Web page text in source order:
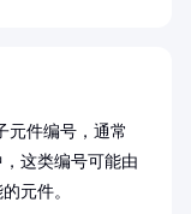
元件编号，通常
这类编号可能由
元件。